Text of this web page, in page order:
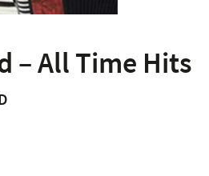
– All Time Hits